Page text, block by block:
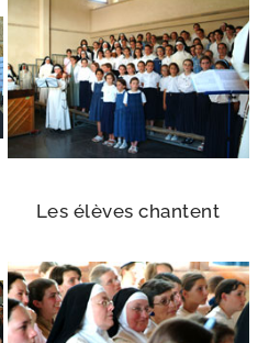
Les élèves chantent